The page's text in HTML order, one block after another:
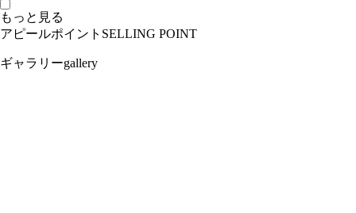
もっと見る
アピールポイント SELLING POINT
ギャラリーgallery